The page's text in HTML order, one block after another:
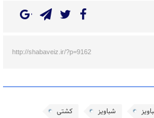
http://shabaveiz.ir/?p=9162
شباویز
کشتی